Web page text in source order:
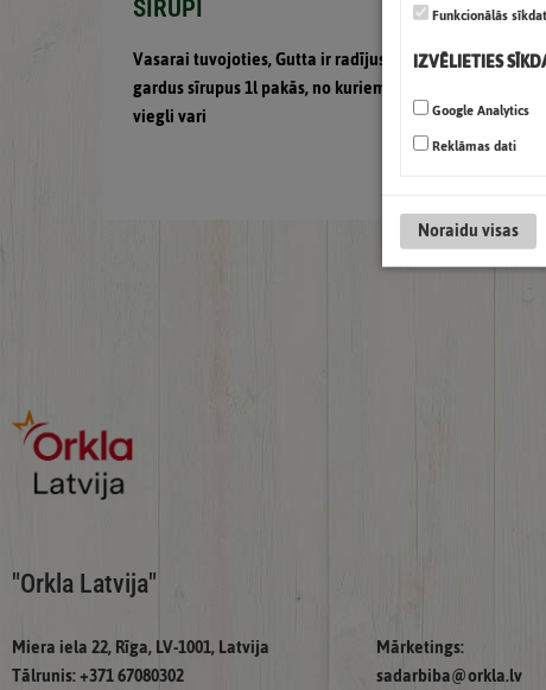
SĪRUPI
Vasarai tuvojoties, Gutta ir radījusi divus
gardus sīrupus 1l pakās, no kuriem pavisam
viegli vari
"Orkla Latvija"
Miera iela 22, Rīga, LV-1001, Latvija
Tālrunis: +371 67080302
Mārketings:
sadarbiba@orkla.lv
Funkcionālās
IZVĒLIETIES
Google Analytics
Reklāmas dati
Noraidu visas